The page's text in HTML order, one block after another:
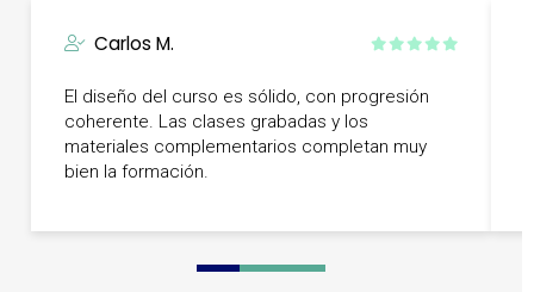
Carlos M.
El diseño del curso es sólido, con progresión
coherente. Las clases grabadas y los
materiales complementarios completan muy
bien la formación.
0 1 2 3 4 5 6